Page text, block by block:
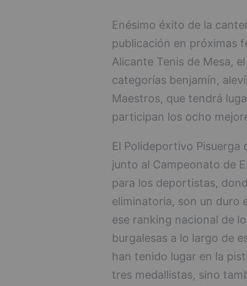
Enésimo éxito de la
publicación en próximas
Alicante Tenis de Mesa,
categorías benjamín,
Maestros, que tendrá
participan los ocho
El Polideportivo Pisuerga
junto al Campeonato de
para los deportistas,
eliminatoria, son un duro
ese ranking nacional de
burgalesas a lo largo de
han tenido lugar en la
tres medallistas, sino